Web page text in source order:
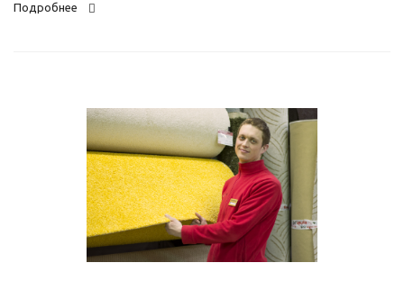
Подробнее